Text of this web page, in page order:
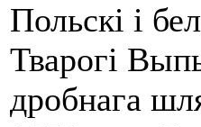
Польскі i
Тварогі
дробнага